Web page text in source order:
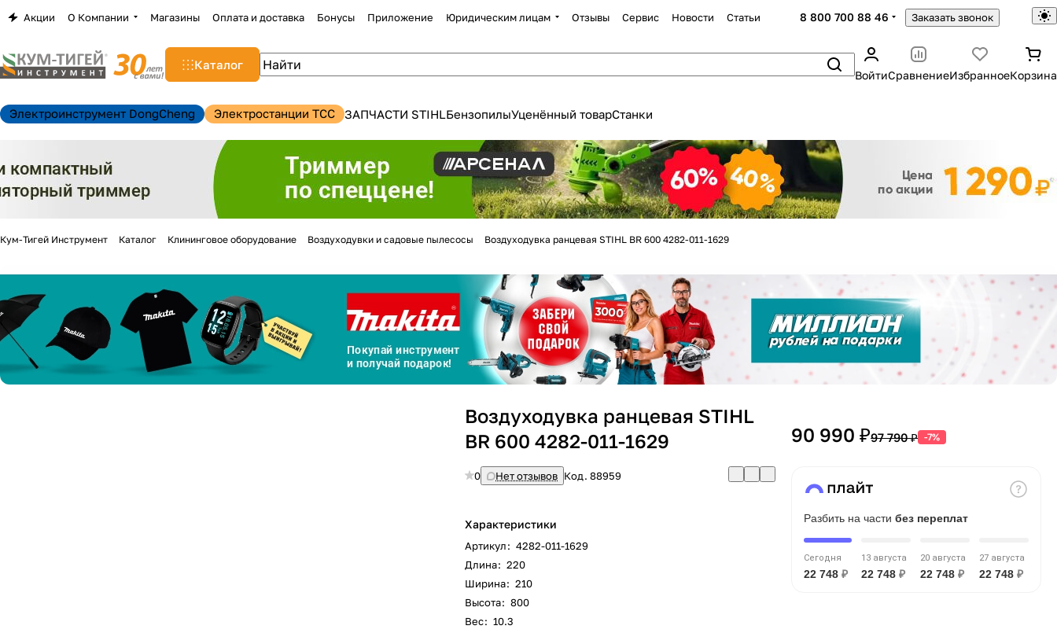
Акции О Компании Магазины Оплата и доставка Бонусы Приложение Юридическим лицам Отзывы Сервис Новости Статьи 8 800 700 88 46 Заказать звонок
Каталог
ВойтиСравнениеИзбранноеКорзина
Электроинструмент DongCheng Электростанции TCC ЗАПЧАСТИ STIHLБензопилыУценённый товарСтанки
Кум-Тигей Инструмент Каталог Клининговое оборудование Воздуходувки и садовые пылесосы Воздуходувка ранцевая STIHL BR 600 4282-011-1629
Воздуходувка ранцевая STIHL
BR 600 4282-011-1629
0 Нет отзывов Код.88959
Характеристики
Артикул: 4282-011-1629
Длина: 220
Ширина: 210
Высота: 800
Вес: 10.3
90 990 ₽97 790 ₽ -7%
Разбить на части без переплат
Сегодня
22 748 ₽
13 августа
22 748 ₽
20 августа
22 748 ₽
27 августа
22 748 ₽
Для клиентов всех банков
на частибез переплат
График платежей
Оплачивайте сегодня только
% картой любого банка